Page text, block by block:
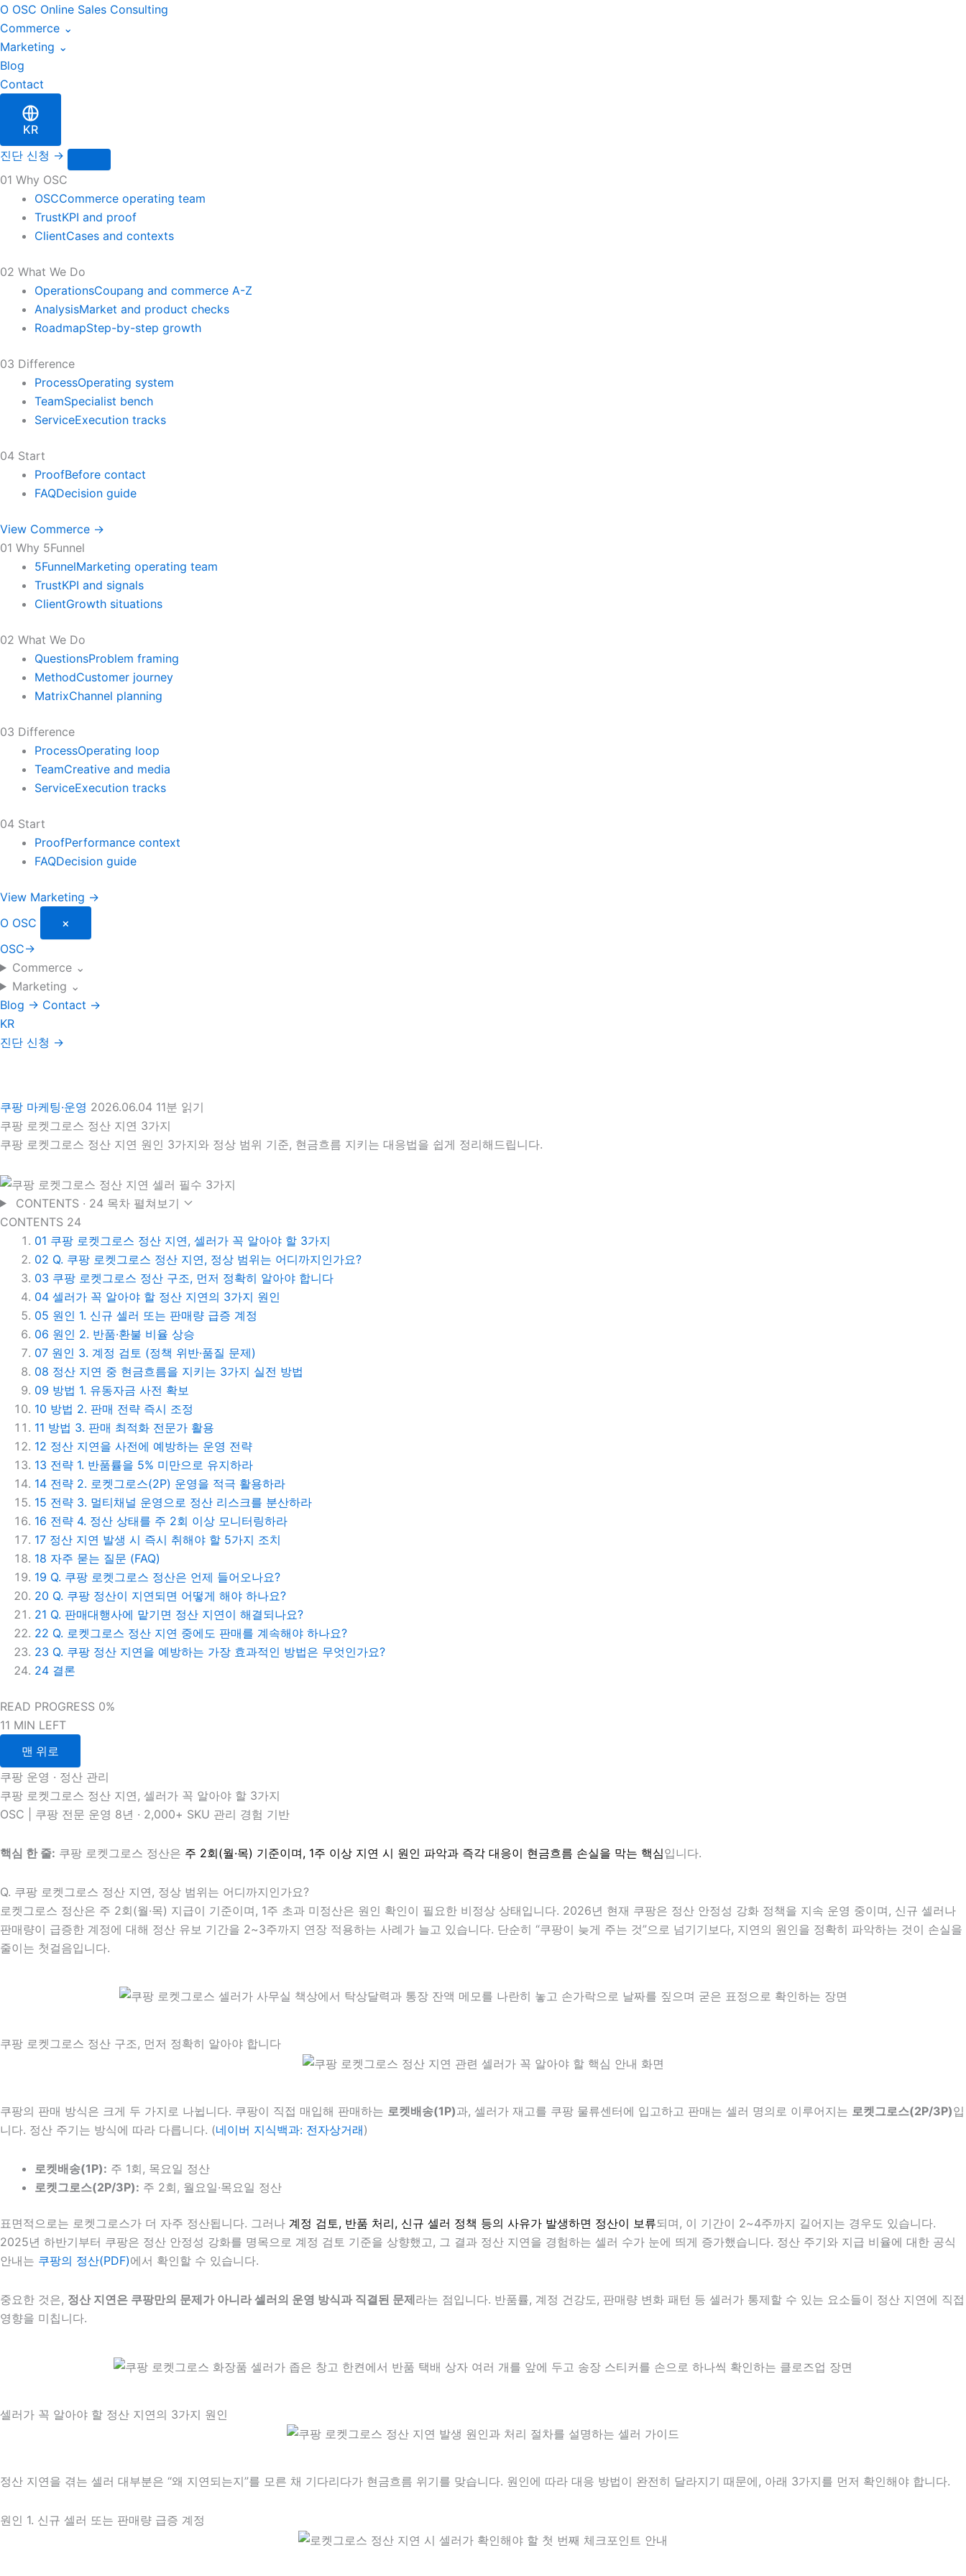
Skip
to
content
O OSC Online Sales Consulting
Commerce ⌄
Marketing ⌄
Blog
Contact
KR
진단 신청 →
01 Why OSC
OSCCommerce operating team
TrustKPI and proof
ClientCases and contexts
02 What We Do
OperationsCoupang and commerce A-Z
AnalysisMarket and product checks
RoadmapStep-by-step growth
03 Difference
ProcessOperating system
TeamSpecialist bench
ServiceExecution tracks
04 Start
ProofBefore contact
FAQDecision guide
View Commerce →
01 Why 5Funnel
5FunnelMarketing operating team
TrustKPI and signals
ClientGrowth situations
02 What We Do
QuestionsProblem framing
MethodCustomer journey
MatrixChannel planning
03 Difference
ProcessOperating loop
TeamCreative and media
ServiceExecution tracks
04 Start
ProofPerformance context
FAQDecision guide
View Marketing →
O OSC
×
OSC→
Commerce ⌄
Marketing ⌄
Blog → Contact →
KR
진단 신청 →
쿠팡 마케팅·운영 2026.06.04 11분 읽기
쿠팡 로켓그로스 정산 지연 3가지
쿠팡 로켓그로스 정산 지연 원인 3가지와 정상 범위 기준, 현금흐름 지키는 대응법을 쉽게 정리해드립니다.
CONTENTS · 24 목차 펼쳐보기
CONTENTS 24
01 쿠팡 로켓그로스 정산 지연, 셀러가 꼭 알아야 할 3가지
02 Q. 쿠팡 로켓그로스 정산 지연, 정상 범위는 어디까지인가요?
03 쿠팡 로켓그로스 정산 구조, 먼저 정확히 알아야 합니다
04 셀러가 꼭 알아야 할 정산 지연의 3가지 원인
05 원인 1. 신규 셀러 또는 판매량 급증 계정
06 원인 2. 반품·환불 비율 상승
07 원인 3. 계정 검토 (정책 위반·품질 문제)
08 정산 지연 중 현금흐름을 지키는 3가지 실전 방법
09 방법 1. 유동자금 사전 확보
10 방법 2. 판매 전략 즉시 조정
11 방법 3. 판매 최적화 전문가 활용
12 정산 지연을 사전에 예방하는 운영 전략
13 전략 1. 반품률을 5% 미만으로 유지하라
14 전략 2. 로켓그로스(2P) 운영을 적극 활용하라
15 전략 3. 멀티채널 운영으로 정산 리스크를 분산하라
16 전략 4. 정산 상태를 주 2회 이상 모니터링하라
17 정산 지연 발생 시 즉시 취해야 할 5가지 조치
18 자주 묻는 질문 (FAQ)
19 Q. 쿠팡 로켓그로스 정산은 언제 들어오나요?
20 Q. 쿠팡 정산이 지연되면 어떻게 해야 하나요?
21 Q. 판매대행사에 맡기면 정산 지연이 해결되나요?
22 Q. 로켓그로스 정산 지연 중에도 판매를 계속해야 하나요?
23 Q. 쿠팡 정산 지연을 예방하는 가장 효과적인 방법은 무엇인가요?
24 결론
READ PROGRESS 0%
11 MIN LEFT
맨 위로
쿠팡 운영 · 정산 관리
쿠팡 로켓그로스 정산 지연, 셀러가 꼭 알아야 할 3가지
OSC | 쿠팡 전문 운영 8년 · 2,000+ SKU 관리 경험 기반
핵심 한 줄: 쿠팡 로켓그로스 정산은 주 2회(월·목) 기준이며, 1주 이상 지연 시 원인 파악과 즉각 대응이 현금흐름 손실을 막는 핵심입니다.
Q. 쿠팡 로켓그로스 정산 지연, 정상 범위는 어디까지인가요?
로켓그로스 정산은 주 2회(월·목) 지급이 기준이며, 1주 초과 미정산은 원인 확인이 필요한 비정상 상태입니다. 2026년 현재 쿠팡은 정산 안정성 강화 정책을 지속 운영 중이며, 신규 셀러나
판매량이 급증한 계정에 대해 정산 유보 기간을 2~3주까지 연장 적용하는 사례가 늘고 있습니다. 단순히 “쿠팡이 늦게 주는 것”으로 넘기기보다, 지연의 원인을 정확히 파악하는 것이 손실을
줄이는 첫걸음입니다.
쿠팡 로켓그로스 정산 구조, 먼저 정확히 알아야 합니다
쿠팡의 판매 방식은 크게 두 가지로 나뉩니다. 쿠팡이 직접 매입해 판매하는 로켓배송(1P)과, 셀러가 재고를 쿠팡 물류센터에 입고하고 판매는 셀러 명의로 이루어지는 로켓그로스(2P/3P)입
니다. 정산 주기는 방식에 따라 다릅니다. (네이버 지식백과: 전자상거래)
로켓배송(1P): 주 1회, 목요일 정산
로켓그로스(2P/3P): 주 2회, 월요일·목요일 정산
표면적으로는 로켓그로스가 더 자주 정산됩니다. 그러나 계정 검토, 반품 처리, 신규 셀러 정책 등의 사유가 발생하면 정산이 보류되며, 이 기간이 2~4주까지 길어지는 경우도 있습니다.
2025년 하반기부터 쿠팡은 정산 안정성 강화를 명목으로 계정 검토 기준을 상향했고, 그 결과 정산 지연을 경험하는 셀러 수가 눈에 띄게 증가했습니다. 정산 주기와 지급 비율에 대한 공식
안내는 쿠팡의 정산(PDF)에서 확인할 수 있습니다.
중요한 것은, 정산 지연은 쿠팡만의 문제가 아니라 셀러의 운영 방식과 직결된 문제라는 점입니다. 반품률, 계정 건강도, 판매량 변화 패턴 등 셀러가 통제할 수 있는 요소들이 정산 지연에 직접
영향을 미칩니다.
셀러가 꼭 알아야 할 정산 지연의 3가지 원인
정산 지연을 겪는 셀러 대부분은 “왜 지연되는지”를 모른 채 기다리다가 현금흐름 위기를 맞습니다. 원인에 따라 대응 방법이 완전히 달라지기 때문에, 아래 3가지를 먼저 확인해야 합니다.
원인 1. 신규 셀러 또는 판매량 급증 계정
이
일